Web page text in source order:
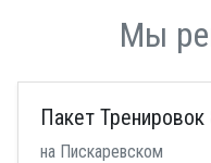
Мы
Пакет
на Пискаревском